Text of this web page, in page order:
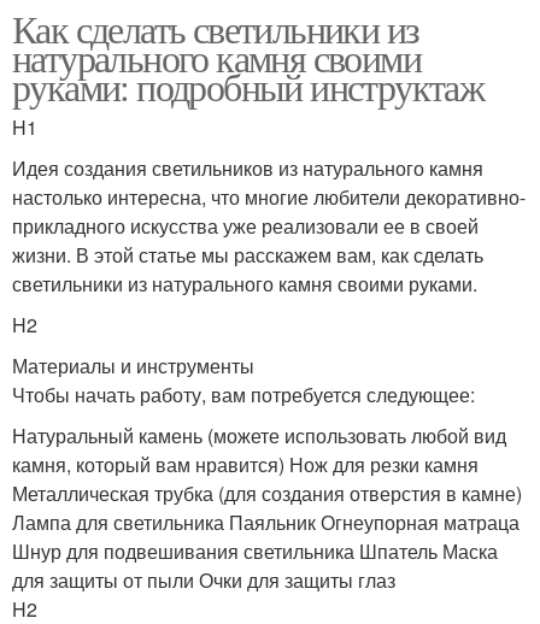
Как сделать светильники из
натурального камня своими
руками: подробный инструктаж
H1
Идея создания светильников из натурального камня
настолько интересна, что многие любители декоративно-
прикладного искусства уже реализовали ее в своей
жизни. В этой статье мы расскажем вам, как сделать
светильники из натурального камня своими руками.
H2
Материалы и инструменты
Чтобы начать работу, вам потребуется следующее:
Натуральный камень (можете использовать любой вид
камня, который вам нравится) Нож для резки камня
Металлическая трубка (для создания отверстия в камне)
Лампа для светильника Паяльник Огнеупорная матраца
Шнур для подвешивания светильника Шпатель Маска
для защиты от пыли Очки для защиты глаз
H2